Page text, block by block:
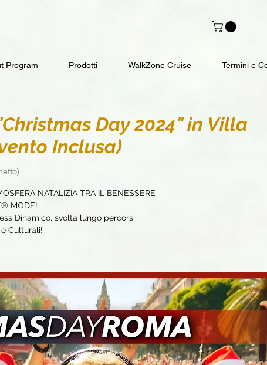
Program Prodotti WalkZone Cruise Termini e
Day 2024" in Villa
Inclusa)
NATALIZIA TRA IL BENESSERE
MODE!
Dinamico, svolta lungo percorsi
Culturali!